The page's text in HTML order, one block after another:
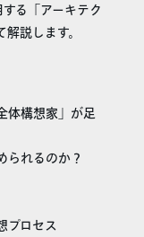
る「アーキテク
説します。
体構想家」が足
れるのか？
ロセス